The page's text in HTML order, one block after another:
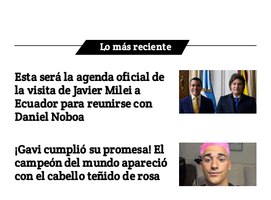
Lo más reciente
Esta será la agenda oficial de
la visita de Javier Milei a
Ecuador para reunirse con
Daniel Noboa
¡Gavi cumplió su promesa! El
campeón del mundo apareció
con el cabello teñido de rosa